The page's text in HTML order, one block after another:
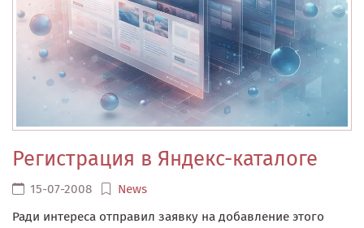
Регистрация в Яндекс-каталоге
15-07-2008
News
Ради интереса отправил заявку на добавление этого